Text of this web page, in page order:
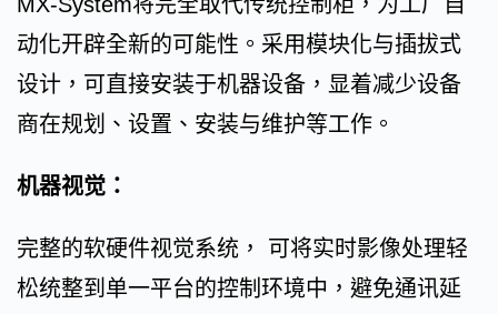
动化开辟全新的可能性。采用模块化与插拔式
设计，可直接安装于机器设备，显着减少设备
商在规划、设置、安装与维护等工作。
机器视觉：
完整的软硬件视觉系统， 可将实时影像处理轻
松统整到单一平台的控制环境中，避免通讯延